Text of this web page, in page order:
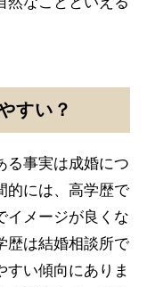
すい？
る事実は成婚につ
的には、高学歴で
イメージが良くな
歴は結婚相談所で
すい傾向にありま